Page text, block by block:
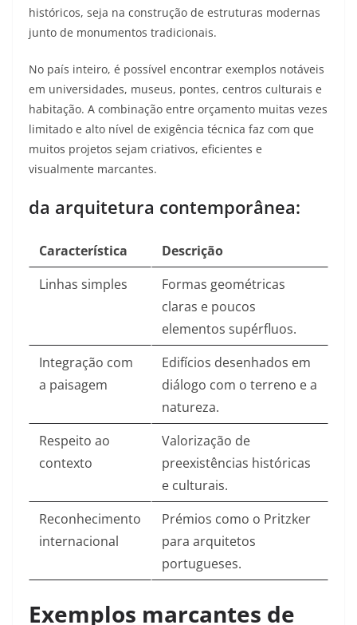
históricos, seja na construção de estruturas modernas
junto de monumentos tradicionais.​
No país inteiro, é possível encontrar exemplos notáveis
em universidades, museus, pontes, centros culturais e
habitação. A combinação entre orçamento muitas vezes
limitado e alto nível de exigência técnica faz com que
muitos projetos sejam criativos, eficientes e
visualmente marcantes.​
da arquitetura contemporânea:
Característica
Descrição
Linhas simples
Formas geométricas
claras e poucos
elementos supérfluos.​
Integração com
a paisagem
Edifícios desenhados em
diálogo com o terreno e a
natureza.​
Respeito ao
contexto
Valorização de
preexistências históricas
e culturais.​
Reconhecimento
internacional
Prémios como o Pritzker
para arquitetos
portugueses.​
Exemplos marcantes de